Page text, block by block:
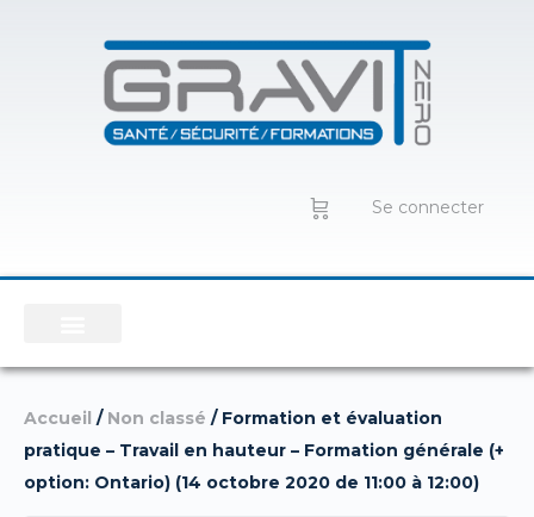
Se connecter
Accueil / Non classé / Formation et évaluation
pratique – Travail en hauteur – Formation générale (+
option: Ontario) (14 octobre 2020 de 11:00 à 12:00)